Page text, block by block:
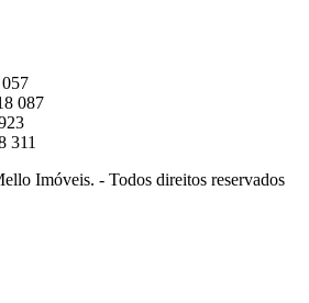
087
311
Imóveis. - Todos direitos reservados